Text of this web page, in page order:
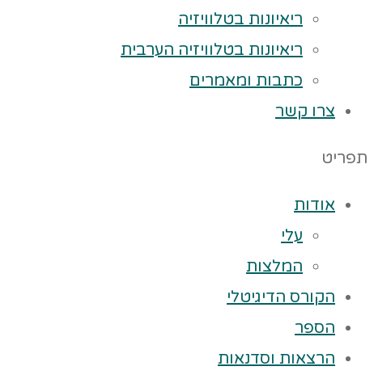
ריאיונות בטלוויזיה
ריאיונות בטלוויזיה הערבית
כתבות ומאמרים
צרו קשר
תפריט
אודות
עלי
המלצות
הקורס הדיגיטלי
הספר
הרצאות וסדנאות